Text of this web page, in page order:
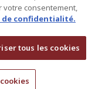
votre consentement,
confidentialité.
tous les cookies